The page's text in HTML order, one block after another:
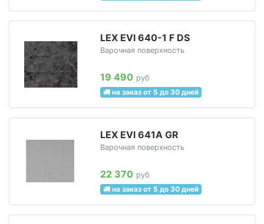
LEX EVI 640-1 F DS
Варочная поверхность
19 490 руб
на заказ от 5 до 30 дней
LEX EVI 641A GR
Варочная поверхность
22 370 руб
на заказ от 5 до 30 дней